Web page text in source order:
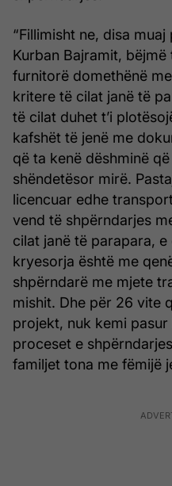
“Fillimisht ne, disa
Kurban Bajramit,
furnitorë domethënë
kritere të cilat janë të
të cilat duhet t’i
kafshët të jenë me
që ta kenë dëshminë
shëndetësor mirë.
licencuar edhe
vend të shpërndarjes
cilat janë të parapara,
kryesorja është me
shpërndarë me mjete
mishit. Dhe për 26 vite
projekt, nuk kemi
proceset e
familjet tona me fëmijë